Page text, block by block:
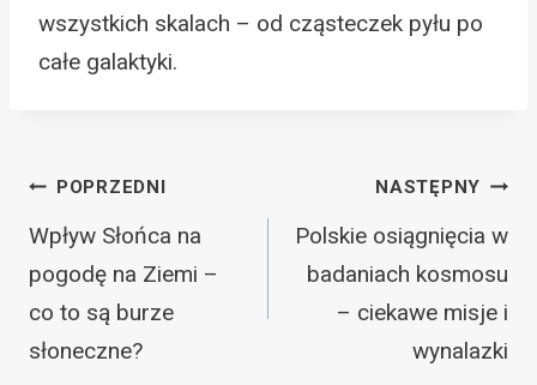
wszystkich skalach – od cząsteczek pyłu po
całe galaktyki.
Nawigacja
wpisu
POPRZEDNI
Wpływ Słońca na
pogodę na Ziemi –
co to są burze
słoneczne?
NASTĘPNY
Polskie osiągnięcia w
badaniach kosmosu
– ciekawe misje i
wynalazki